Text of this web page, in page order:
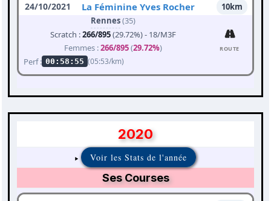
24/10/2021 La Féminine Yves Rocher
10km
Rennes(35)
Scratch :266/895(29.72%) - 18/M3F
Femmes :266/895(29.72%)
Perf : 00:58:55 (05:53/km)
ROUTE
2020
Voir les Stats de l'année
Ses Courses